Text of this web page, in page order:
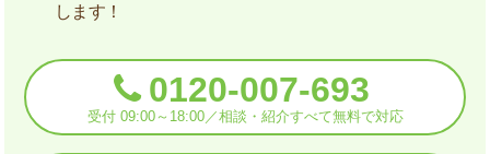
します！
0120-007-693
受付 09:00～18:00／相談・紹介すべて無料で対応